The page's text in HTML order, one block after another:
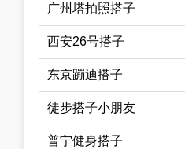
广州塔拍照搭子
西安26号搭子
东京蹦迪搭子
徒步搭子小朋友
普宁健身搭子